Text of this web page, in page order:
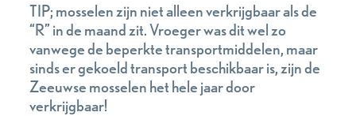
TIP; mosselen zijn niet alleen verkrijgbaar als de
“R” in de maand zit. Vroeger was dit wel zo
vanwege de beperkte transportmiddelen, maar
sinds er gekoeld transport beschikbaar is, zijn de
Zeeuwse mosselen het hele jaar door
verkrijgbaar!